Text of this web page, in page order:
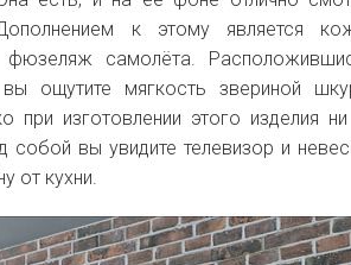
к этому является
фюзеляж самолёта.
ощутите мягкость звериной
при изготовлении этого изделия
собой вы увидите телевизор и
от кухни.